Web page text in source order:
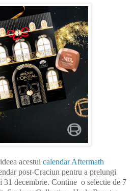
acestui calendar Aftermath
post-Craciun pentru a prelungi
31 decembrie. Contine o selectie de 7